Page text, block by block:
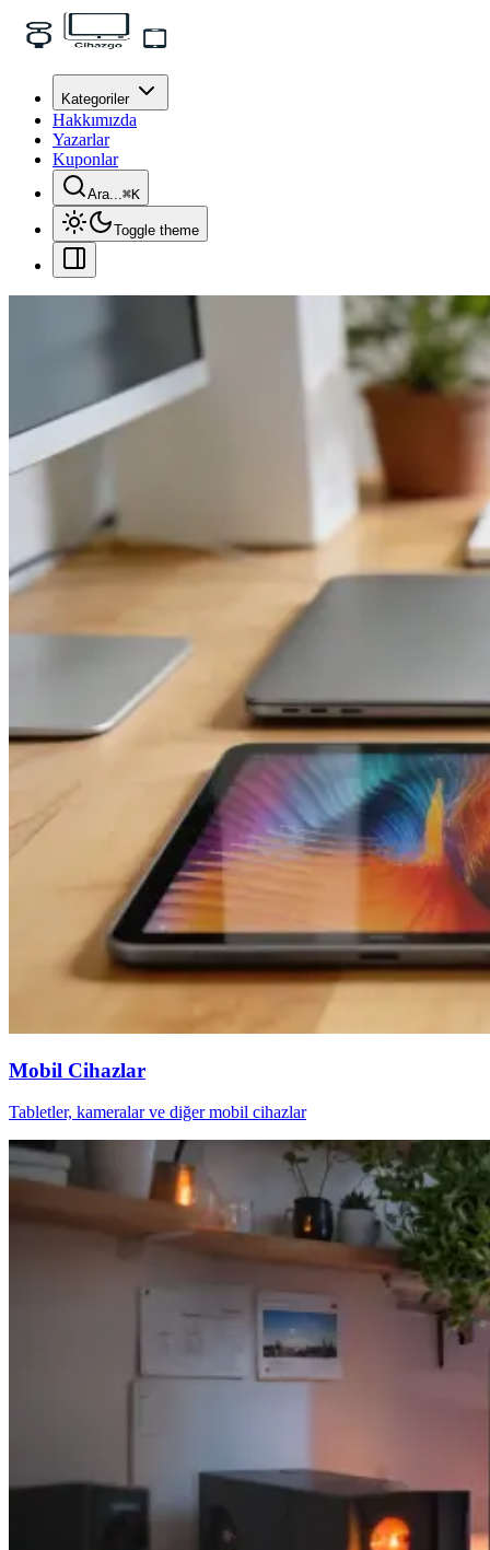
Kategoriler
Hakkımızda
Yazarlar
Kuponlar
Ara...⌘K
Toggle theme
Mobil Cihazlar
Tabletler, kameralar ve diğer mobil cihazlar